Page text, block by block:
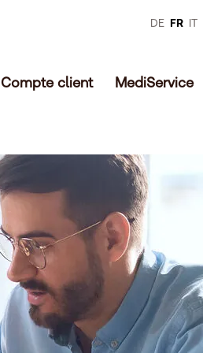
DE FR IT
Compte client MediService